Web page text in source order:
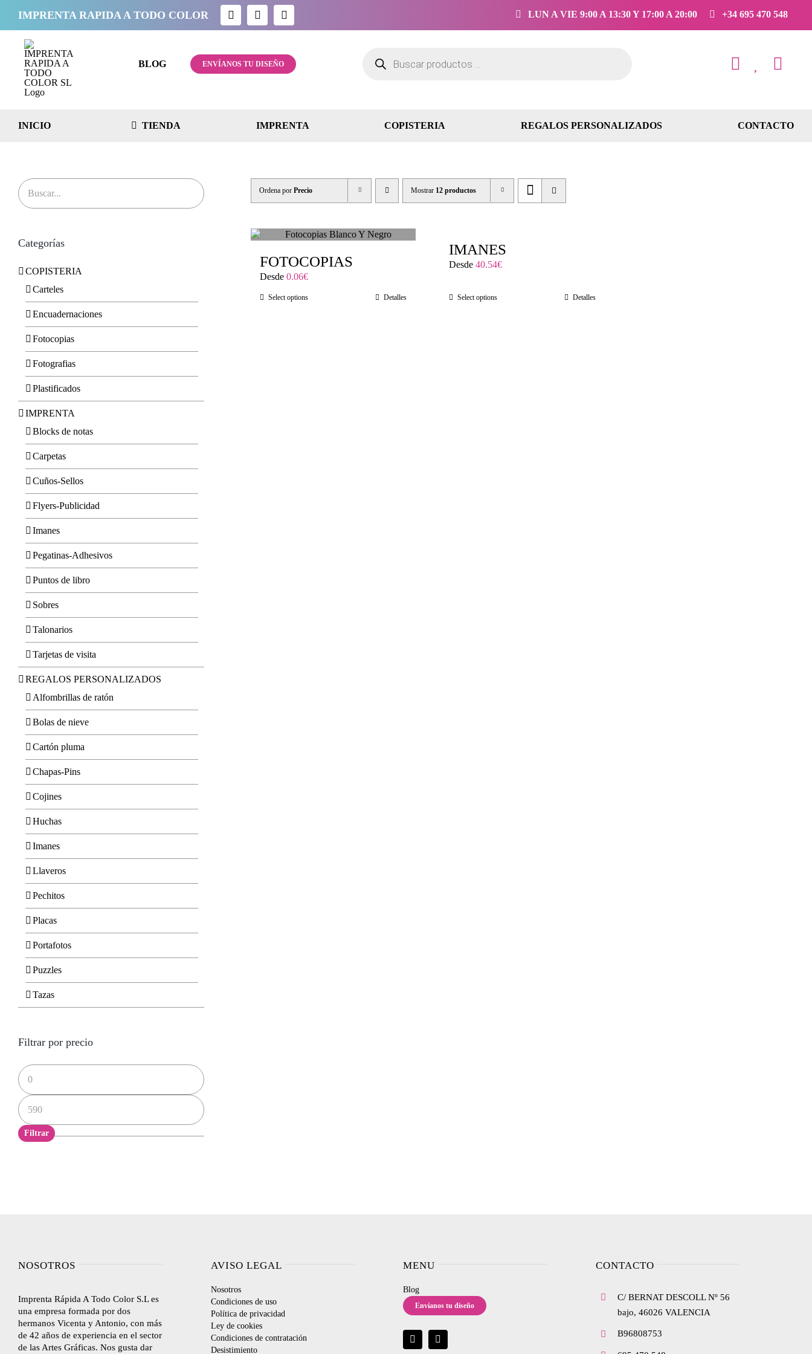
contenido
IMPRENTA RAPIDA A TODO COLOR LUN A VIE 9:00 A 13:30 Y 17:00 A 20:00 +34 695 470 548
BLOG ENVÍANOS TU DISEÑO
productos
INICIO TIENDA IMPRENTA COPISTERIA REGALOS PERSONALIZADOS CONTACTO
Ordena porPrecio Mostrar 12 productos
FOTOCOPIAS
Desde0.06€
Select options Detalles
IMANES
Desde40.54€
Select options Detalles
Categorías
COPISTERIA
Carteles
Encuadernaciones
Fotocopias
Fotografias
Plastificados
IMPRENTA
Blocks de notas
Carpetas
Cuños-Sellos
Flyers-Publicidad
Imanes
Pegatinas-Adhesivos
Puntos de libro
Sobres
Talonarios
Tarjetas de visita
REGALOS PERSONALIZADOS
Alfombrillas de ratón
Bolas de nieve
Cartón pluma
Chapas-Pins
Cojines
Huchas
Imanes
Llaveros
Pechitos
Placas
Portafotos
Puzzles
Tazas
Filtrar por precio
Precio
mínimo
Precio
máximo
Filtrar
NOSOTROS
Imprenta Rápida A Todo Color S.L es
una empresa formada por dos
hermanos Vicenta y Antonio, con más
de 42 años de experiencia en el sector
de las Artes Gráficas. Nos gusta dar
AVISO LEGAL
Nosotros
Condiciones de uso
Política de privacidad
Ley de cookies
Condiciones de contratación
Desistimiento
MENU
Blog
Envíanos tu diseño
CONTACTO
C/ BERNAT DESCOLL Nº 56
bajo, 46026 VALENCIA
B96808753